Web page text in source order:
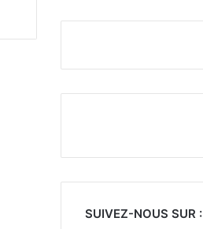
SUIVEZ-NOUS SUR :